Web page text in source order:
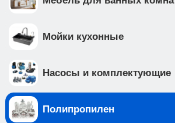
Мойки кухонные
Насосы и комплектующие
Полипропилен